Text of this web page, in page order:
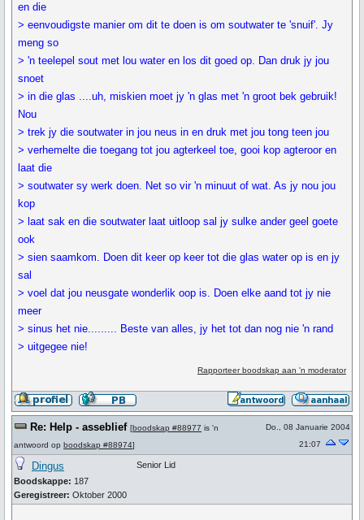
en die
> eenvoudigste manier om dit te doen is om soutwater te 'snuif'. Jy
meng so
> 'n teelepel sout met lou water en los dit goed op. Dan druk jy jou
snoet
> in die glas ....uh, miskien moet jy 'n glas met 'n groot bek gebruik!
Nou
> trek jy die soutwater in jou neus in en druk met jou tong teen jou
> verhemelte die toegang tot jou agterkeel toe, gooi kop agteroor en
laat die
> soutwater sy werk doen. Net so vir 'n minuut of wat. As jy nou jou
kop
> laat sak en die soutwater laat uitloop sal jy sulke ander geel goete
ook
> sien saamkom. Doen dit keer op keer tot die glas water op is en jy
sal
> voel dat jou neusgate wonderlik oop is. Doen elke aand tot jy nie
meer
> sinus het nie......... Beste van alles, jy het tot dan nog nie 'n rand
> uitgegee nie!
Rapporteer boodskap aan 'n moderator
Re: Help - asseblief [boodskap #88977 is 'n
antwoord op boodskap #88974]
Do., 08 Januarie 2004
21:07
Dingus
Boodskappe: 187
Geregistreer: Oktober 2000
Senior Lid